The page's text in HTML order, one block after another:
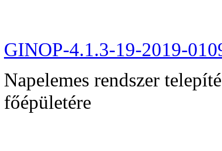
GINOP-4.1.3-19-2019-
Napelemes rendszer
főépületére